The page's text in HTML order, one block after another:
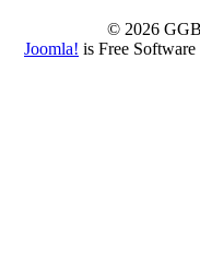
© 2026
Joomla! is Free